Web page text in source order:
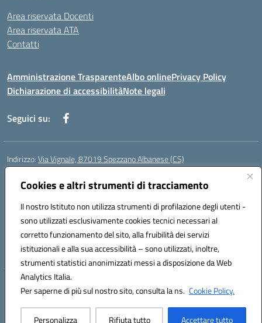
Cookies e altri strumenti di tracciamento
Il nostro Istituto non utilizza strumenti di profilazione degli utenti -
sono utilizzati esclusivamente cookies tecnici necessari al
corretto funzionamento del sito, alla fruibilità dei servizi
istituzionali e alla sua accessibilità – sono utilizzati, inoltre,
strumenti statistici anonimizzati messi a disposizione da Web
Analytics Italia.
Per saperne di più sul nostro sito, consulta la ns. Cookie Policy.
Personalizza Rifiuta tutto Accettare tutto
Area riservata Docenti
Area riservata ATA
Contatti
Amministrazione TrasparenteAlbo onlinePrivacy Policy
Dichiarazione di accessibilitàNote legali
Seguici su:
Indirizzo:Via Vignale, 87019 Spezzano Albanese (CS)
Centralino:
Posta elettronica certificata (PEC):csic878003@pec.istruzione.it
Codice fiscale: 94018300783
Codice meccanografico:CSIC878003
Codice Indice delle Pubbliche Amministrazioni (IPA): istsc_csic878003
Codice unico di fatturazione (CUF): UFK2HU
Hosting & Powered by 3D Solution S.r.l.
Concept & Design by Designers Italia